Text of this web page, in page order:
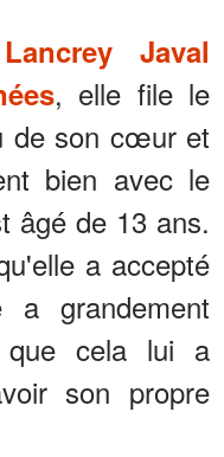
Javal
, elle file le
de son cœur et
bien avec le
âgé de 13 ans.
a accepté
grandement
cela lui a
son propre